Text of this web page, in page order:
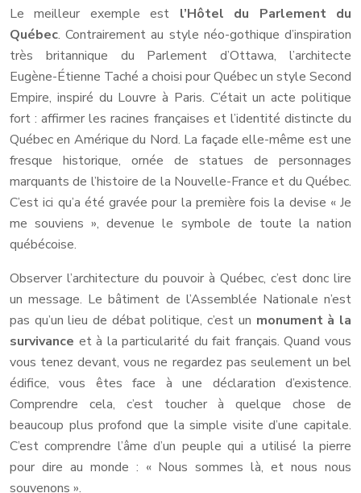
Le meilleur exemple est l’Hôtel du Parlement du
Québec. Contrairement au style néo-gothique d’inspiration
très britannique du Parlement d’Ottawa, l’architecte
Eugène-Étienne Taché a choisi pour Québec un style Second
Empire, inspiré du Louvre à Paris. C’était un acte politique
fort : affirmer les racines françaises et l’identité distincte du
Québec en Amérique du Nord. La façade elle-même est une
fresque historique, ornée de statues de personnages
marquants de l’histoire de la Nouvelle-France et du Québec.
C’est ici qu’a été gravée pour la première fois la devise « Je
me souviens », devenue le symbole de toute la nation
québécoise.
Observer l’architecture du pouvoir à Québec, c’est donc lire
un message. Le bâtiment de l’Assemblée Nationale n’est
pas qu’un lieu de débat politique, c’est un monument à la
survivance et à la particularité du fait français. Quand vous
vous tenez devant, vous ne regardez pas seulement un bel
édifice, vous êtes face à une déclaration d’existence.
Comprendre cela, c’est toucher à quelque chose de
beaucoup plus profond que la simple visite d’une capitale.
C’est comprendre l’âme d’un peuple qui a utilisé la pierre
pour dire au monde : « Nous sommes là, et nous nous
souvenons ».